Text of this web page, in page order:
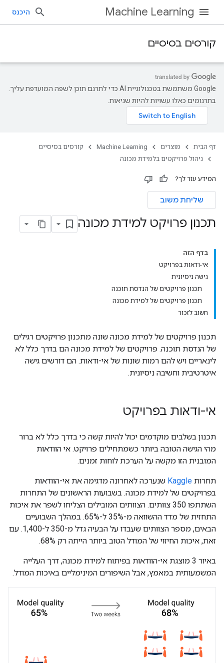
Machine Learning היכנס
קורסים בסיסיים
‫Google משתמשת בטכנולוגיית AI כדי לתרגם תוכן לשפה המועדפת עליך.
בתרגומים כאלו עשויות להיות שגיאות.
דף הבית מוצרים Machine Learning
קורסים בסיסיים
ניהול פרויקטים בלמידת מכונה
המידע עזר לך?
שליחת משוב
תכנון פרויקט למידת מכונה
בדף הזה
אי-ודאות בפרויקט
גישה ניסיונית
תכנון פרויקטים של הנדסת תוכנה
תכנון פרויקטים של למידת מכונה
חשוב לזכור
תכנון פרויקטים של למידת מכונה שונה מתכנון פרויקטים רגילים
של הנדסת תוכנה. פרויקטים של למידת מכונה הם בדרך כלל לא
לינאריים ויש להם רמות שונות של אי-ודאות. הם דורשים גישה
איטרטיבית וחשיבה ניסיונית.
אי-ודאות בפרויקט
תכנון בשלבים מוקדמים יכול להיות קשה כי בדרך כלל לא ברור
מהי הגישה הטובה ביותר כשמתחילים פרויקט. אי הוודאות
המובנית הזו מקשה על הערכת לוחות זמנים.
תחרות Kaggle שנערכה לאחרונה מדגימה את אי-הוודאות
בפרויקטים של למידת מכונה. בשבועות הראשונים של התחרות
השתתפו 350 צוותים. הצוותים המובילים הצליחו לשפר את איכות
התחזית של מדד ההשוואה מ-35% ל-65%. במהלך השבועיים
הבאים, מספר הצוותים שעבדו על הבעיה גדל מ-350 ל-1,400. עם
זאת, איכות החיזוי של המודל הטוב ביותר הייתה רק 68%.
באיור 3 מוצגת אי-הוודאות בפיתוח למידת מכונה, דרך העלייה
המשמעותית במאמץ, אבל השיפורים המינימליים באיכות המודל.